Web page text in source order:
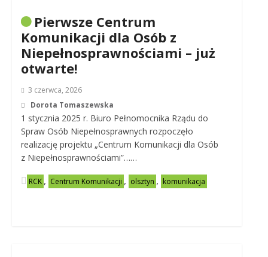
Pierwsze Centrum
Komunikacji dla Osób z
Niepełnosprawnościami – już
otwarte!
3 czerwca, 2026
Dorota Tomaszewska
1 stycznia 2025 r. Biuro Pełnomocnika Rządu do
Spraw Osób Niepełnosprawnych rozpoczęło
realizację projektu „Centrum Komunikacji dla Osób
z Niepełnosprawnościami”……
RCK , Centrum Komunikacji , olsztyn , komunikacja